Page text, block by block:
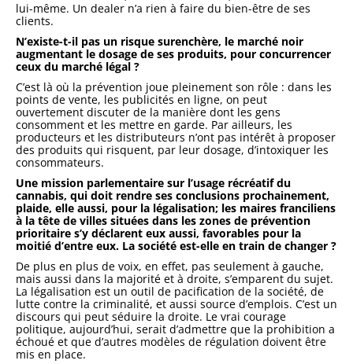
lui-même. Un dealer n’a rien à faire du bien-être de ses
clients.
N’existe-t-il pas un risque surenchère, le marché noir
augmentant le dosage de ses produits, pour concurrencer
ceux du marché légal ?
C’est là où la prévention joue pleinement son rôle : dans les
points de vente, les publicités en ligne, on peut
ouvertement discuter de la manière dont les gens
consomment et les mettre en garde. Par ailleurs, les
producteurs et les distributeurs n’ont pas intérêt à proposer
des produits qui risquent, par leur dosage, d’intoxiquer les
consommateurs.
Une mission parlementaire sur l’usage récréatif du
cannabis, qui doit rendre ses conclusions prochainement,
plaide, elle aussi, pour la légalisation; les maires franciliens
à la tête de villes situées dans les zones de prévention
prioritaire s’y déclarent eux aussi, favorables pour la
moitié d’entre eux. La société est-elle en train de changer ?
De plus en plus de voix, en effet, pas seulement à gauche,
mais aussi dans la majorité et à droite, s’emparent du sujet.
La légalisation est un outil de pacification de la société, de
lutte contre la criminalité, et aussi source d’emplois. C’est un
discours qui peut séduire la droite. Le vrai courage
politique, aujourd’hui, serait d’admettre que la prohibition a
échoué et que d’autres modèles de régulation doivent être
mis en place.